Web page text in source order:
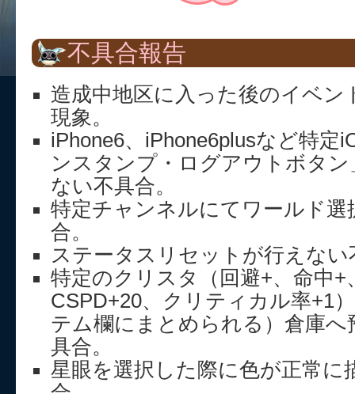
不具合報告
造成中地区に入った後のイベン
現象。
iPhone6、iPhone6plusなど特定
ンスタンプ・ログアウトボタ
ない不具合。
特定チャンネルにてワールド選
合。
ステータスリセットが行えない
特定のクリスタ（回避+、命中+
CSPD+20、クリティカル率+1
テム欄にまとめられる）倉庫
具合。
星眼を選択した際に色が正常に